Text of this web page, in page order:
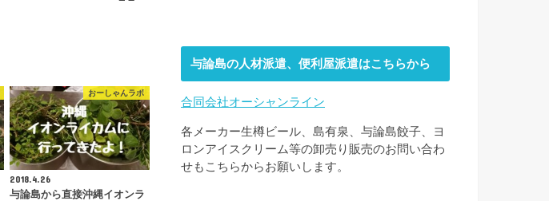
おーしゃんラボ
2018.4.26
与論島から直接沖縄イオンラ
与論島の人材派遣、便利屋派遣はこちらから
合同会社オーシャンライン
各メーカー生樽ビール、島有泉、与論島餃子、ヨ
ロンアイスクリーム等の卸売り販売のお問い合わ
せもこちらからお願いします。